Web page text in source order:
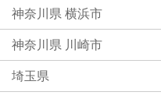
神奈川県 横浜市
神奈川県 川崎市
埼玉県